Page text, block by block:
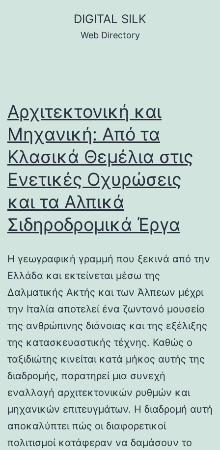
DIGITAL SILK
Web Directory
Αρχιτεκτονική και
Μηχανική: Από τα
Κλασικά Θεμέλια στις
Ενετικές Οχυρώσεις
και τα Αλπικά
Σιδηροδρομικά Έργα
Η γεωγραφική γραμμή που ξεκινά από την
Ελλάδα και εκτείνεται μέσω της
Δαλματικής Ακτής και των Άλπεων μέχρι
την Ιταλία αποτελεί ένα ζωντανό μουσείο
της ανθρώπινης διάνοιας και της εξέλιξης
της κατασκευαστικής τέχνης. Καθώς ο
ταξιδιώτης κινείται κατά μήκος αυτής της
διαδρομής, παρατηρεί μια συνεχή
εναλλαγή αρχιτεκτονικών ρυθμών και
μηχανικών επιτευγμάτων. Η διαδρομή αυτή
αποκαλύπτει πώς οι διαφορετικοί
πολιτισμοί κατάφεραν να δαμάσουν το